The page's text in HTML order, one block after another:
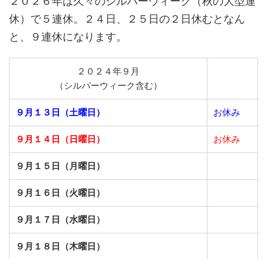
休）で５連休。２４日、２５日の２日休むとなん
と、９連休になります。
２０２４年９月
（シルバーウィーク含む）
９月１３日（土曜日） お休み
９月１４日（日曜日） お休み
９月１５日（月曜日）
９月１６日（火曜日）
９月１７日（水曜日）
９月１８日（木曜日）